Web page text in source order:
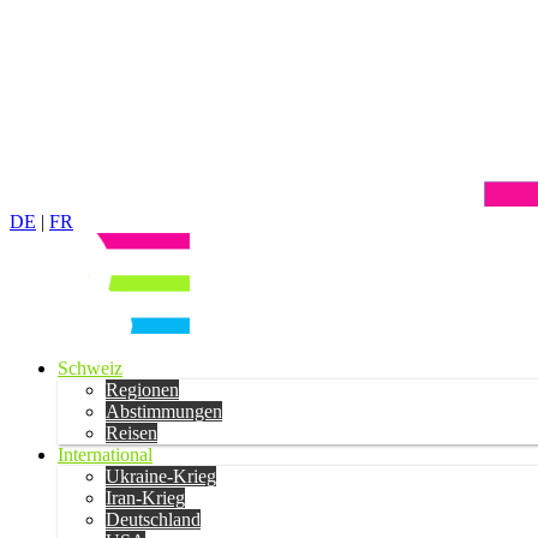
DE | FR
Schweiz
Regionen
Abstimmungen
Reisen
International
Ukraine-Krieg
Iran-Krieg
Deutschland